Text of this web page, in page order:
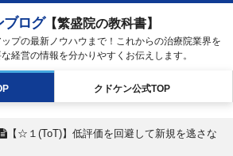
ブログ【繁盛院の教科書】
プの最新ノウハウまで！これからの治療院業界を
経営の情報を分かりやすくお伝えします。
クドケン公式TOP
【☆１(ToT)】低評価を回避して新規を逃さな